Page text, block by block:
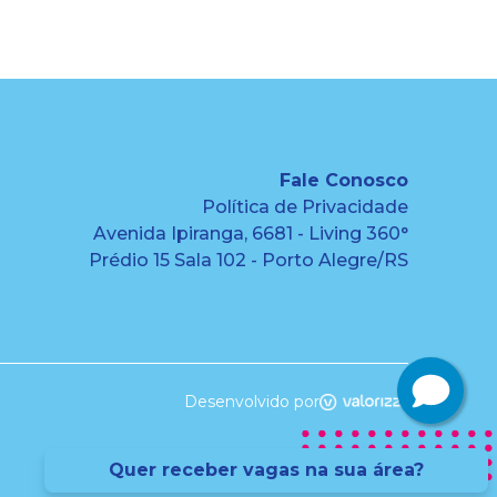
Quer receber vagas na sua área?
Fale Conosco
Política de Privacidade
Avenida Ipiranga, 6681 - Living 360°
Prédio 15 Sala 102 - Porto Alegre/RS
Desenvolvido por